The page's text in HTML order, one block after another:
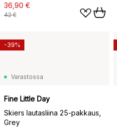
36,90 €
42 €
Varastossa
Fine Little Day
Skiers lautasliina 25-pakkaus,
Grey
-39%